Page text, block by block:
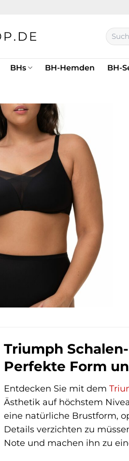
Suchen
nach:
BHs BH-Hemden BH-
Triumph
Perfekte Form
Entdecken Sie mit dem
Ästhetik auf höchstem
eine natürliche Brustform,
Details verzichten zu
Note und machen ihn zu